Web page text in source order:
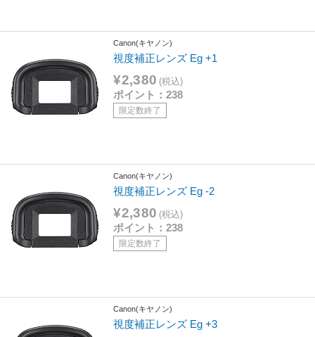
Canon(キヤノン)
視度補正レンズ Eg +1
¥2,380 (税込)
ポイント：238
限定数終了
Canon(キヤノン)
視度補正レンズ Eg -2
¥2,380 (税込)
ポイント：238
限定数終了
Canon(キヤノン)
視度補正レンズ Eg +3